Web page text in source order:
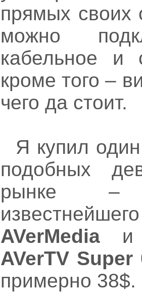
прямых своих
можно
кабельное и
кроме того –
чего да стоит.
Я купил
подобных
рынке –
AVerMedia и
AVerTV Super
примерно 38$.